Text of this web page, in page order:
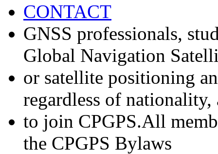
CONTACT
GNSS professionals,
Global Navigation
or satellite positioning
regardless of nationality,
to join CPGPS.All
the CPGPS Bylaws